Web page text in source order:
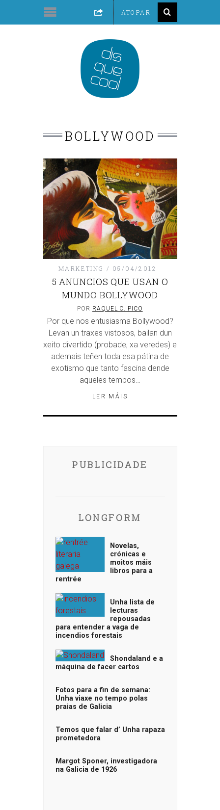
BOLLYWOOD
MARKETING 05/04/2012
5 ANUNCIOS QUE USAN O
MUNDO BOLLYWOOD
POR RAQUEL C. PICO
Por que nos entusiasma Bollywood?
Levan un traxes vistosos, bailan dun
xeito divertido (probade, xa veredes) e
ademais teñen toda esa pátina de
exotismo que tanto fascina dende
aqueles tempos…
LER MÁIS
PUBLICIDADE
LONGFORM
Novelas,
crónicas e
moitos máis
libros para a
rentrée
Unha lista de
lecturas
repousadas
para entender a vaga de
incendios forestais
Shondaland e a
máquina de facer cartos
Fotos para a fin de semana:
Unha viaxe no tempo polas
praias de Galicia
Temos que falar d’ Unha rapaza
prometedora
Margot Sponer, investigadora
na Galicia de 1926